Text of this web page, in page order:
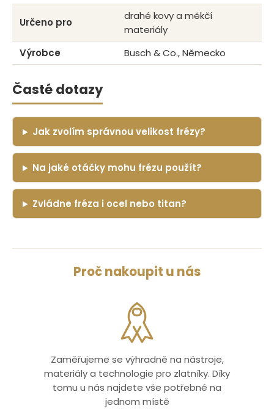
Určeno pro
drahé kovy a měkčí
materiály
Výrobce
Busch & Co., Německo
Časté dotazy
Jak zvolím správnou velikost frézy?
Na jaké otáčky mohu frézu použít?
Zvládne fréza i ocel nebo titan?
Proč nakoupit u nás
Zaměřujeme se výhradně na nástroje,
materiály a technologie pro zlatníky. Díky
tomu u nás najdete vše potřebné na
jednom místě